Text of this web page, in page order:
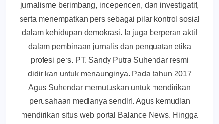
jurnalisme berimbang, independen, dan investigatif,
serta menempatkan pers sebagai pilar kontrol sosial
dalam kehidupan demokrasi. Ia juga berperan aktif
dalam pembinaan jurnalis dan penguatan etika
profesi pers. PT. Sandy Putra Suhendar resmi
didirikan untuk menaunginya. Pada tahun 2017
Agus Suhendar memutuskan untuk mendirikan
perusahaan medianya sendiri. Agus kemudian
mendirikan situs web portal Balance News. Hingga